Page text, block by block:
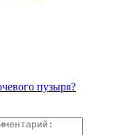
пузыря?